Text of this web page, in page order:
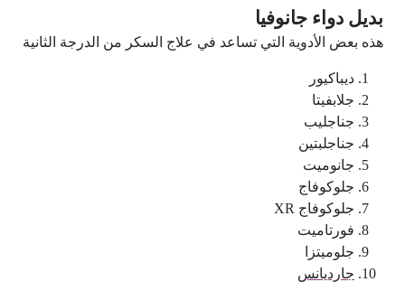
بديل دواء جانوفيا
هذه بعض الأدوية التي تساعد في علاج السكر من الدرجة الثانية
ديباكيور
جلابفيتا
جناجليب
جناجلبتين
جانوميت
جلوكوفاج
جلوكوفاج XR
فورتاميت
جلوميتزا
جارديانس